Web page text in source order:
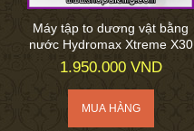
Máy tập to dương vật bằng
nước Hydromax Xtreme X30
1.950.000 VND